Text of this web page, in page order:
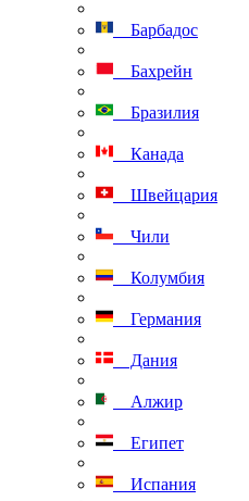
Барбадос
Бахрейн
Бразилия
Канада
Швейцария
Чили
Колумбия
Германия
Дания
Алжир
Египет
Испания